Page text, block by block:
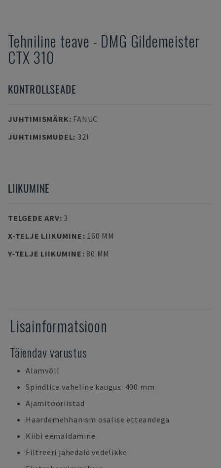
Tehniline teave - DMG Gildemeister
CTX 310
KONTROLLSEADE
JUHTIMISMÄRK: FANUC
JUHTIMISMUDEL: 32I
LIIKUMINE
TELGEDE ARV: 3
X-TELJE LIIKUMINE : 160 MM
Y-TELJE LIIKUMINE : 80 MM
Lisainformatsioon
Täiendav varustus
Alamvõll
Spindlite vaheline kaugus: 400 mm
Ajamitööriistad
Haardemehhanism osalise etteandega
Kiibi eemaldamine
Filtreeri jahedaid vedelikke